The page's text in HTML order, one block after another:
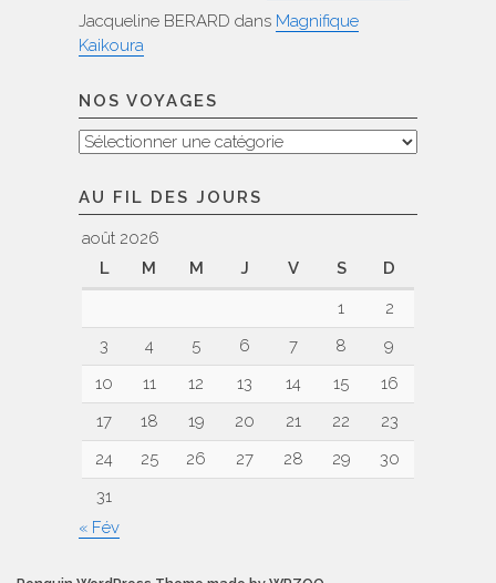
Jacqueline BERARD dans Magnifique
Kaikoura
NOS VOYAGES
Nos
AU FIL DES JOURS
août 2026
L
M M J V S
D
1
2
3
4 5 6 7 8
9
10
11 12 13 14 15
16
17
18 19 20 21 22
23
24
25 26 27 28 29
30
31
« Fév